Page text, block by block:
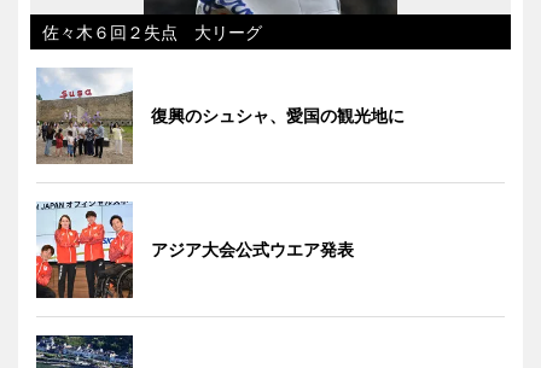
佐々木６回２失点 大リーグ
復興のシュシャ、愛国の観光地に
アジア大会公式ウエア発表